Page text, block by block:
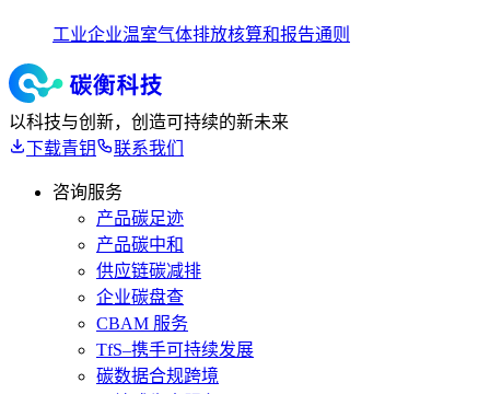
工业企业温室气体排放核算和报告通则
以科技与创新，创造可持续的新未来
下载青钥
联系我们
咨询服务
产品碳足迹
产品碳中和
供应链碳减排
企业碳盘查
CBAM 服务
TfS–携手可持续发展
碳数据合规跨境